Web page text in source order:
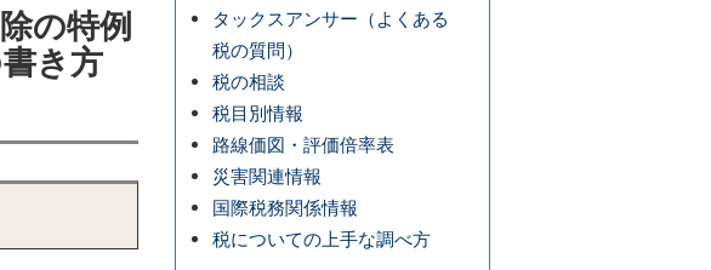
の特例
き方
タックスアンサー（よくある
税の質問）
税の相談
税目別情報
路線価図・評価倍率表
災害関連情報
国際税務関係情報
税についての上手な調べ方